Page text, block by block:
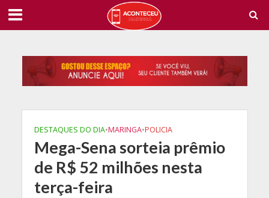
DESTAQUES DO DIA•MARINGA•POLICIA
Mega-Sena sorteia prêmio
de R$ 52 milhões nesta
terça-feira